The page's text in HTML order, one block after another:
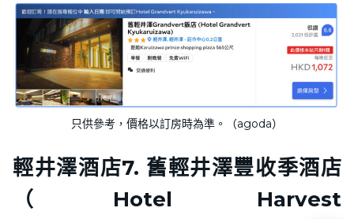
只供參考，價格以訂房時為準。（agoda）
輕井澤酒店7. 舊輕井澤豐收季酒店
（Hotel Harvest